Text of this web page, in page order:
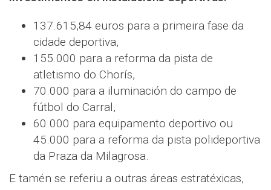
137.615,84 euros para a primeira fase da
cidade deportiva,
155.000 para a reforma da pista de
atletismo do Chorís,
70.000 para a iluminación do campo de
fútbol do Carral,
60.000 para equipamento deportivo ou
45.000 para a reforma da pista polideportiva
da Praza da Milagrosa.
E tamén se referiu a outras áreas estratéxicas,